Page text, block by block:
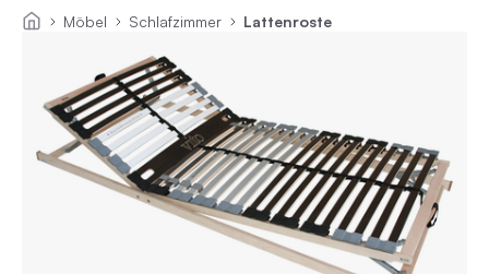
Möbel Schlafzimmer Lattenroste